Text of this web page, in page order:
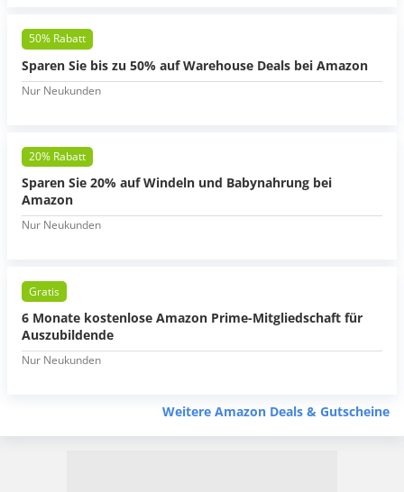
50% Rabatt
Sparen Sie bis zu 50% auf Warehouse Deals bei Amazon
Nur Neukunden
20% Rabatt
Sparen Sie 20% auf Windeln und Babynahrung bei
Amazon
Nur Neukunden
Gratis
6 Monate kostenlose Amazon Prime-Mitgliedschaft für
Auszubildende
Nur Neukunden
Weitere Amazon Deals & Gutscheine